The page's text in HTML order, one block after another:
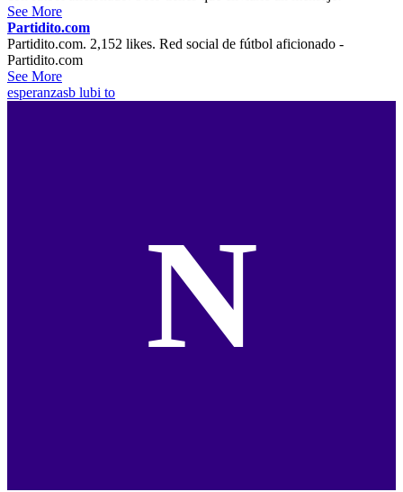
See More
Partidito.com
Partidito.com. 2,152 likes. Red social de fútbol aficionado -
Partidito.com
See More
esperanzasb lubi to
N